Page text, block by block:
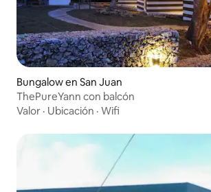
Bungalow en San Juan
ThePureYann con balcón
Valor · Ubicación · Wifi